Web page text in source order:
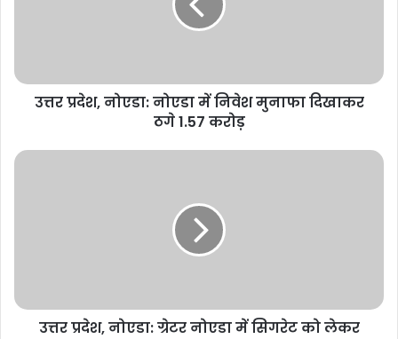
ठगे
उत्तर प्रदेश, नोएडा: नोएडा में निवेश मुनाफा दिखाकर
ठगे 1.57 करोड़
उत्तर
लेकर
उत्तर प्रदेश, नोएडा: ग्रेटर नोएडा में सिगरेट को लेकर